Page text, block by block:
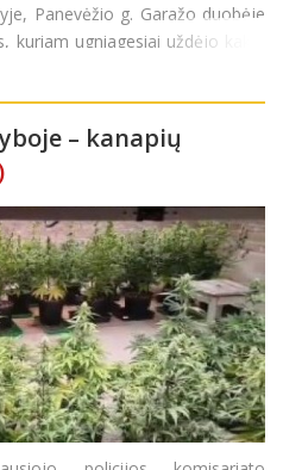
Panevėžio g. Garažo duobėje
kuriam ugniagesiai uždėjo kaklo
ir perdavė greitosios medicinos
– kanapių